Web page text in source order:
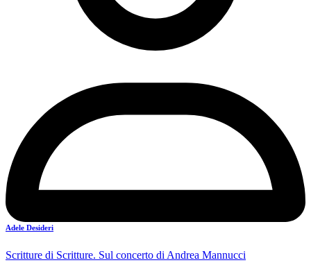
Adele Desideri
Scritture di Scritture. Sul concerto di Andrea Mannucci